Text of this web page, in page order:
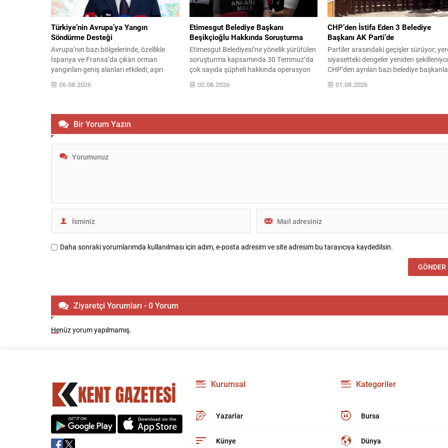
hava, kara ve deniz unsurlarını...
Türkiye’nin Avrupa’ya Yangın
Söndürme Desteği
Avrupa’nın bazı bölgelerinde, özellikle
İspanya ve Fransa’da çıkan orman
yangınları geniş alanları etkiledi; aşırı
sıcak ve kuraklık nedeniyle yüz binlerce
kişi güvenli bölgelere tahliye edildi.
talebinde bulundu ve yangınlarla
mücadele için uluslararası iş birliği hızla
devreye girdi. Türkiye, dost ülke...
06.08.2026
Etimesgut Belediye Başkanı
Beşikçioğlu Hakkında Soruşturma
Etimesgut Belediyesi’ne yönelik yürütülen
soruşturma kapsamında 30 Temmuz’da
çok sayıda şüpheli hakkında operasyon
düzenlendi; aralarında Belediye Başkanı
Erdal Beşikçioğlu’nun da bulunduğu
02.08.2026
CHP’den İstifa Eden 3 Belediye
Başkanı AK Parti’de
Partiler arasındaki geçişler sürüyor;
siyasetteki dengeler yeniden
CHP’den ayrılan bazı belediye
yeni adres olarak AK Parti’yi tercih etti.
Bugün Haliç Kongre Merkezi’nde
01.08.2026
Bir Yorum Yazın
Daha sonraki yorumlarımda kullanılması için adım, e-posta adresim ve site adresim bu tarayıcıya kaydedilsin.
Ziyaretçi Yorumları - 0 Yorum
Henüz yorum yapılmamış.
Kurumsal
Yazarlar
Künye
Kategoriler
Bursa
Dünya